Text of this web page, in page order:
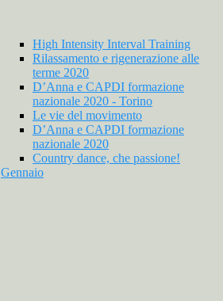
High Intensity Interval Training
Rilassamento e rigenerazione alle
terme 2020
D’Anna e CAPDI formazione
nazionale 2020 - Torino
Le vie del movimento
D’Anna e CAPDI formazione
nazionale 2020
Country dance, che passione!
Gennaio